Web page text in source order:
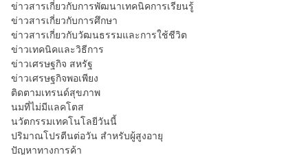
ข่าวสารเกี่ยวกับการพัฒนาเทคนิคการเรียนรู้
ข่าวสารเกี่ยวกับการศึกษา
ข่าวสารเกี่ยวกับวัฒนธรรมและการใช้ชีวิต
ข่าวเทคนิคและวิธีการ
ข่าวเศรษฐกิจ สหรัฐ
ข่าวเศรษฐกิจพอเพียง
ติดตามเทรนด์สุขภาพ
นมที่ไม่มีแลคโตส
นวัตกรรมเทคโนโลยีวันนี้
ปริมาณโปรตีนต่อวัน สำหรับผู้สูงอายุ
ปัญหาทางการค้า